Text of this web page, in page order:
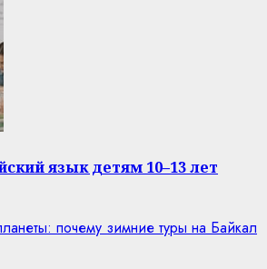
язык детям 10–13 лет
почему зимние туры на Байкал